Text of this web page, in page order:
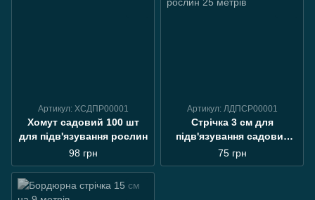
Артикул: ХСДПР00001
Хомут садовий 100 шт
для підв'язування рослин
98 грн
Артикул: ЛДПСР00001
Стрічка 3 см для
підв'язування садових
рослин 25 метрів
75 грн